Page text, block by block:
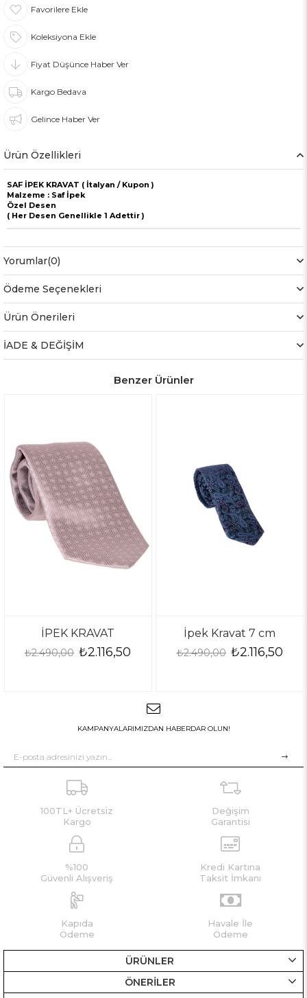
Favorilere Ekle
Koleksiyona Ekle
Fiyat Düşünce Haber Ver
Kargo Bedava
Gelince Haber Ver
Ürün Özellikleri
SAF İPEK KRAVAT ( İtalyan / Kupon )
Malzeme : Saf İpek
Özel Desen
( Her Desen Genellikle 1 Adettir )
Yorumlar(0)
Ödeme Seçenekleri
Ürün Önerileri
İADE & DEĞİŞİM
Benzer Ürünler
İPEK KRAVAT
₺2.116,50
İpek Kravat 7 cm
₺2.116,50
₺2.490,00
KAMPANYALARIMIZDAN HABERDAR OLUN!
100TL+ Ücretsiz
Kargo
Değişim
Garantisi
%100
Güvenli Alışveriş
Kredi Kartına
Taksit İmkanı
Kapıda
Ödeme
Havale İle
Ödeme
ÜRÜNLER
ÖNERİLER